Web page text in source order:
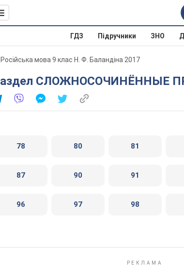
ГДЗ Підручники ЗНО
Російська мова 9 клас Н. Ф. Баландіна 2017
Раздел СЛОЖНОСОЧИНЁННЫЕ
78 80 81
87 90 91
96 97 98